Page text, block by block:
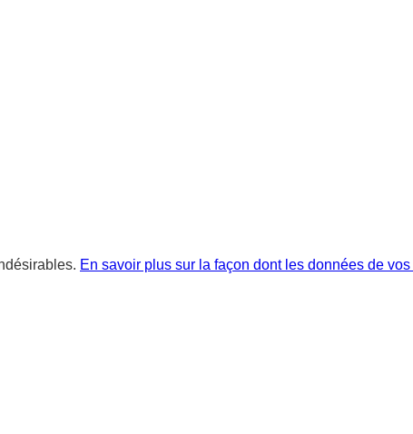
En savoir plus sur la façon dont les données de